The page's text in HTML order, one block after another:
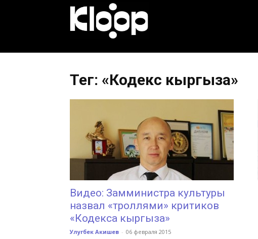
Новости
Кыргызстана
Тег: «Кодекс кыргыза»
Видео: Замминистра культуры
назвал «троллями» критиков
«Кодекса кыргыза»
Улугбек Акишев - 06 февраля 2015